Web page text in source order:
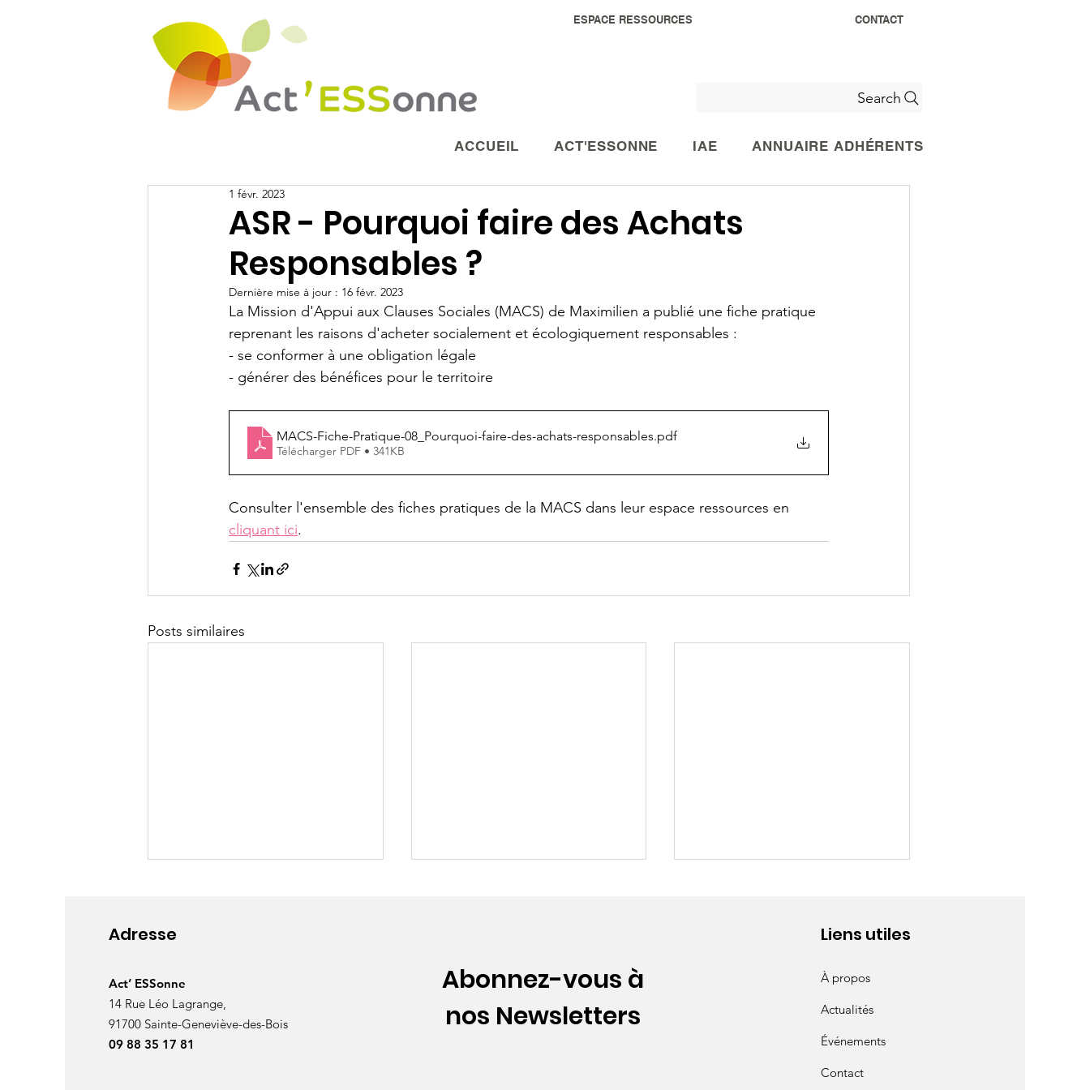
ESPACE RESSOURCES CONTACT
Search
ACCUEIL ACT'ESSONNE IAE ANNUAIRE ADHÉRENTS
ASR - Pourquoi faire des Achats
Responsables ?
1 févr. 2023
Dernière mise à jour : 16 févr. 2023
La Mission d'Appui aux Clauses Sociales (MACS) de Maximilien a publié une fiche pratique
reprenant les raisons d'acheter socialement et écologiquement responsables :
- se conformer à une obligation légale
- générer des bénéfices pour le territoire
MACS-Fiche-Pratique-08_Pourquoi-faire-des-achats-responsables.pdf
Télécharger PDF • 341KB
Consulter l'ensemble des fiches pratiques de la MACS dans leur espace ressources en
cliquant ici.
Posts similaires
Rapport Gouvernement
au Parlement - SPASER
Fiches-outils achats
comment se préparer à
l'échéance de 2026 ?
Adresse
Act’ ESSonne
14 Rue Léo Lagrange,
91700 Sainte-Geneviève-des-Bois
09 88 35 17 81
Abonnez-vous à
nos Newsletters
Liens utiles
À propos
Actualités
Événements
Contact